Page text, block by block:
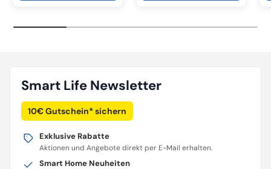
Smart Life Newsletter
10€ Gutschein* sichern
Exklusive Rabatte
Aktionen und Angebote direkt per E-Mail erhalten.
Smart Home Neuheiten